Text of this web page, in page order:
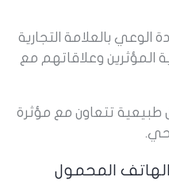
الوعي بالعلامة التجارية
المؤثرين وعلاقاتهم مع
تتعاون مع مؤثرة